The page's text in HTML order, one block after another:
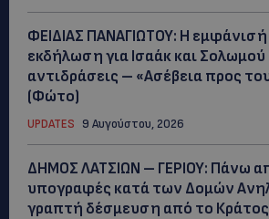
ΦΕΙΔΙΑΣ ΠΑΝΑΓΙΩΤΟΥ: Η
εκδήλωση για Ισαάκ και
αντιδράσεις – «Ασέβεια προς
(Φώτο)
UPDATES 9 Αυγούστου, 2026
ΔΗΜΟΣ ΛΑΤΣΙΩΝ – ΓΕΡΙΟΥ: Πάνω
υπογραφές κατά των Δομών
γραπτή δέσμευση από το Κράτος